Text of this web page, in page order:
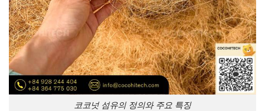
코코넛 섬유의 정의와 주요 특징